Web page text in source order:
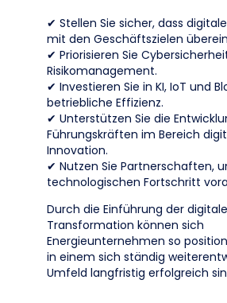
✔ Stellen Sie sicher, dass
mit den Geschäftszielen
✔ Priorisieren Sie
Risikomanagement.
✔ Investieren Sie in KI, IoT und
betriebliche Effizienz.
✔ Unterstützen Sie die
Führungskräften im Bereich
Innovation.
✔ Nutzen Sie Partnerschaften,
technologischen Fortschritt
Durch die Einführung der
Transformation können sich
Energieunternehmen so
in einem sich ständig
Umfeld langfristig erfolgreich